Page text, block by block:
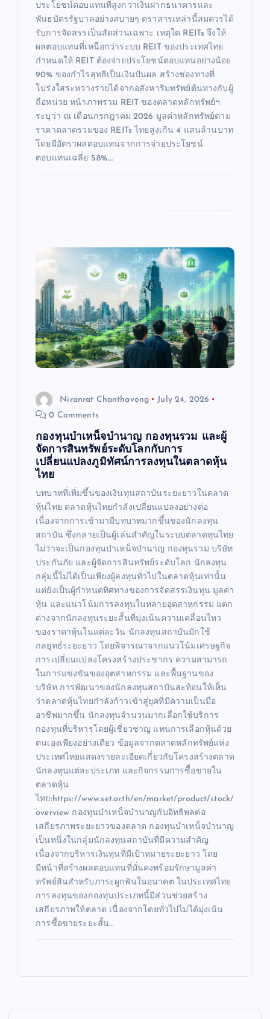
ประโยชน์ตอบแทนที่สูงกว่าเงินฝากธนาคารและ
พันธบัตรรัฐบาลอย่างสบายๆ ตราสารเหล่านี้สมควรได้
รับการจัดสรรเป็นสัดส่วนเฉพาะ เหตุใด REITs จึงให้
ผลตอบแทนที่เหนือกว่าระบบ REIT ของประเทศไทย
กำหนดให้ REIT ต้องจ่ายประโยชน์ตอบแทนอย่างน้อย
90% ของกำไรสุทธิเป็นเงินปันผล สร้างช่องทางที่
โปร่งใสระหว่างรายได้จากอสังหาริมทรัพย์ต้นทางกับผู้
ถือหน่วย หน้าภาพรวม REIT ของตลาดหลักทรัพย์ฯ
ระบุว่า ณ เดือนกรกฎาคม 2026 มูลค่าหลักทรัพย์ตาม
ราคาตลาดรวมของ REITs ไทยสูงเกิน 4 แสนล้านบาท
โดยมีอัตราผลตอบแทนจากการจ่ายประโยชน์
ตอบแทนเฉลี่ย 5.8%.…
Niranrat Chanthavong
July 24, 2026
0 Comments
กองทุนบำเหน็จบำนาญ กองทุนรวม และผู้
จัดการสินทรัพย์ระดับโลกกับการ
เปลี่ยนแปลงภูมิทัศน์การลงทุนในตลาดหุ้น
ไทย
บทบาทที่เพิ่มขึ้นของเงินทุนสถาบันระยะยาวในตลาด
หุ้นไทย ตลาดหุ้นไทยกำลังเปลี่ยนแปลงอย่างต่อ
เนื่องจากการเข้ามามีบทบาทมากขึ้นของนักลงทุน
สถาบัน ซึ่งกลายเป็นผู้เล่นสำคัญในระบบตลาดทุนไทย
ไม่ว่าจะเป็นกองทุนบำเหน็จบำนาญ กองทุนรวม บริษัท
ประกันภัย และผู้จัดการสินทรัพย์ระดับโลก นักลงทุน
กลุ่มนี้ไม่ได้เป็นเพียงผู้ลงทุนทั่วไปในตลาดหุ้นเท่านั้น
แต่ยังเป็นผู้กำหนดทิศทางของการจัดสรรเงินทุน มูลค่า
หุ้น และแนวโน้มการลงทุนในหลายอุตสาหกรรม แตก
ต่างจากนักลงทุนระยะสั้นที่มุ่งเน้นความเคลื่อนไหว
ของราคาหุ้นในแต่ละวัน นักลงทุนสถาบันมักใช้
กลยุทธ์ระยะยาว โดยพิจารณาจากแนวโน้มเศรษฐกิจ
การเปลี่ยนแปลงโครงสร้างประชากร ความสามารถ
ในการแข่งขันของอุตสาหกรรม และพื้นฐานของ
บริษัท การพัฒนาของนักลงทุนสถาบันสะท้อนให้เห็น
ว่าตลาดหุ้นไทยกำลังก้าวเข้าสู่ยุคที่มีความเป็นมือ
อาชีพมากขึ้น นักลงทุนจำนวนมากเลือกใช้บริการ
กองทุนที่บริหารโดยผู้เชี่ยวชาญ แทนการเลือกหุ้นด้วย
ตนเองเพียงอย่างเดียว ข้อมูลจากตลาดหลักทรัพย์แห่ง
ประเทศไทยแสดงรายละเอียดเกี่ยวกับโครงสร้างตลาด
นักลงทุนแต่ละประเภท และกิจกรรมการซื้อขายใน
ตลาดหุ้น
ไทย:https://www.set.or.th/en/market/product/stock/
overview กองทุนบำเหน็จบำนาญกับอิทธิพลต่อ
เสถียรภาพระยะยาวของตลาด กองทุนบำเหน็จบำนาญ
เป็นหนึ่งในกลุ่มนักลงทุนสถาบันที่มีความสำคัญ
เนื่องจากบริหารเงินทุนที่มีเป้าหมายระยะยาว โดย
มีหน้าที่สร้างผลตอบแทนที่มั่นคงพร้อมรักษามูลค่า
ทรัพย์สินสำหรับภาระผูกพันในอนาคต ในประเทศไทย
การลงทุนของกองทุนประเภทนี้มีส่วนช่วยสร้าง
เสถียรภาพให้ตลาด เนื่องจากโดยทั่วไปไม่ได้มุ่งเน้น
การซื้อขายระยะสั้น…